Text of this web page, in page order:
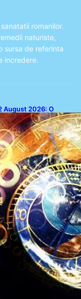
romanilor.
naturiste,
sursa de referinta
incredere.
August 2026: O
Zodii și a Ciclului de